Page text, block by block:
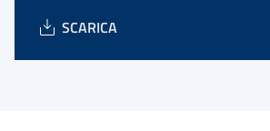
SCARICA